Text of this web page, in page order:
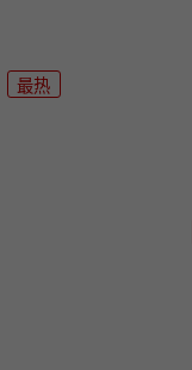
最热